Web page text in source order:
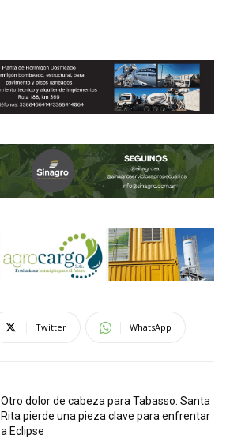
Twitter WhatsApp
Otro dolor de cabeza para Tabasso: Santa
Rita pierde una pieza clave para enfrentar
a Eclipse